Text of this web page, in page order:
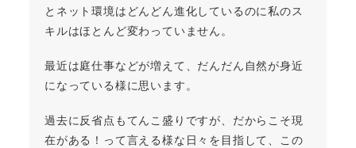
とネット環境はどんどん進化しているのに私のス
キルはほとんど変わっていません。
最近は庭仕事などが増えて、だんだん自然が身近
になっている様に思います。
過去に反省点もてんこ盛りですが、だからこそ現
在がある！って言える様な日々を目指して、この